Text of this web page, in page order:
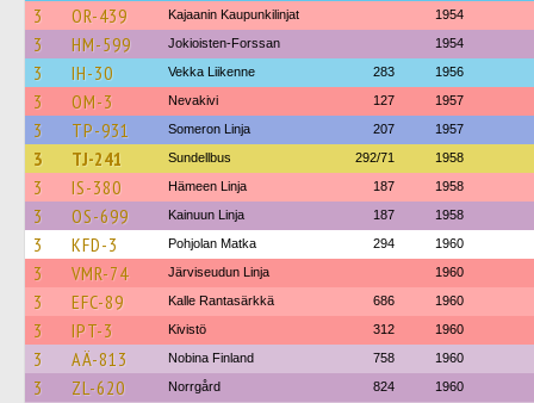
3 OR-439 Kajaanin Kaupunkilinjat 1954
3 HM-599 Jokioisten-Forssan 1954
3 IH-30 Vekka Liikenne 283 1956
3 OM-3 Nevakivi 127 1957
3 TP-931 Someron Linja 207 1957
3 TJ-241 Sundellbus 292/71 1958
3 IS-380 Hämeen Linja 187 1958
3 OS-699 Kainuun Linja 187 1958
3 KFD-3 Pohjolan Matka 294 1960
3 VMR-74 Järviseudun Linja 1960
3 EFC-89 Kalle Rantasärkkä 686 1960
3 IPT-3 Kivistö 312 1960
3 AÄ-813 Nobina Finland 758 1960
3 ZL-620 Norrgård 824 1960